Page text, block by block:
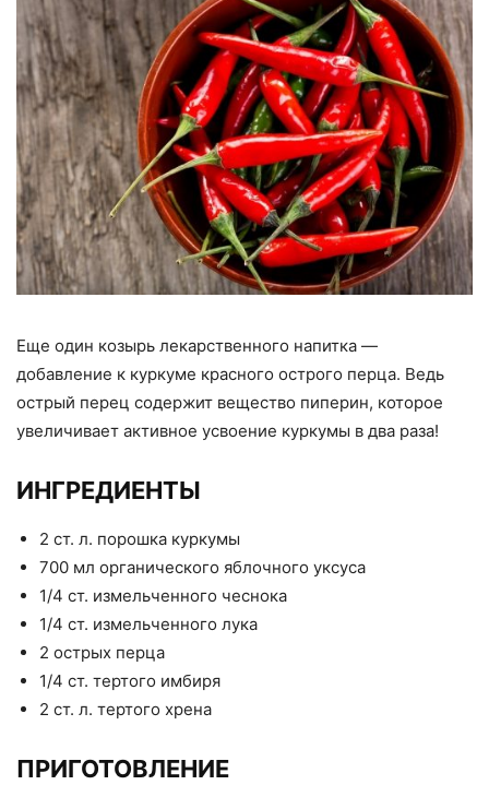
Еще один козырь лекарственного напитка —
добавление к куркуме красного острого перца. Ведь
острый перец содержит вещество пиперин, которое
увеличивает активное усвоение куркумы в два раза!
ИНГРЕДИЕНТЫ
2 ст. л. порошка куркумы
700 мл органического яблочного уксуса
1/4 ст. измельченного чеснока
1/4 ст. измельченного лука
2 острых перца
1/4 ст. тертого имбиря
2 ст. л. тертого хрена
ПРИГОТОВЛЕНИЕ